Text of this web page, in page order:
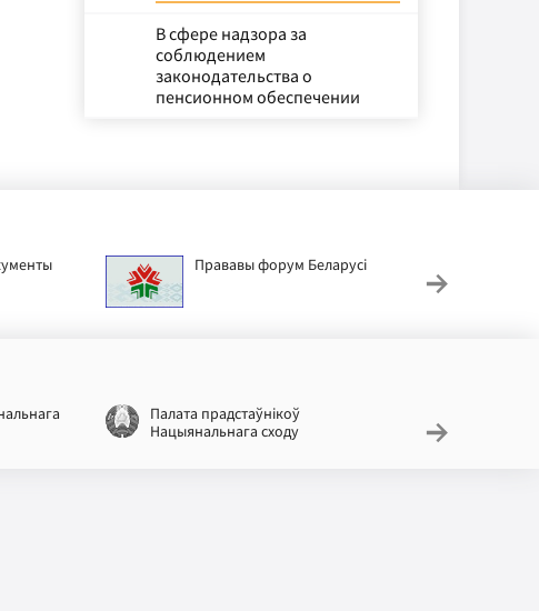
В сфере надзора за
соблюдением
законодательства о
пенсионном обеспечении
Прававы форум Беларусі
Палата прадстаўнікоў
Нацыянальнага сходу